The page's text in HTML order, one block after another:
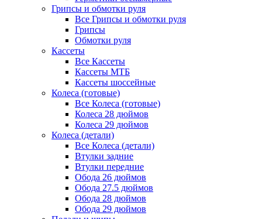
Грипсы и обмотки руля
Все Грипсы и обмотки руля
Грипсы
Обмотки руля
Кассеты
Все Кассеты
Кассеты МТБ
Кассеты шоссейные
Колеса (готовые)
Все Колеса (готовые)
Колеса 28 дюймов
Колеса 29 дюймов
Колеса (детали)
Все Колеса (детали)
Втулки задние
Втулки передние
Обода 26 дюймов
Обода 27.5 дюймов
Обода 28 дюймов
Обода 29 дюймов